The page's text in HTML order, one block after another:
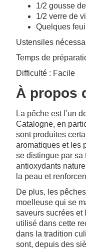
1/2 gousse
1/2 verre de
Quelques
Ustensiles
Temps de
Difficulté : Facile
À propos
La pêche est l’un
Catalogne, en
sont produites
aromatiques et les
se distingue par sa
antioxydants
la peau et
De plus, les
moelleuse qui se
saveurs sucrées et
utilisé dans cette
dans la tradition
sont, depuis des